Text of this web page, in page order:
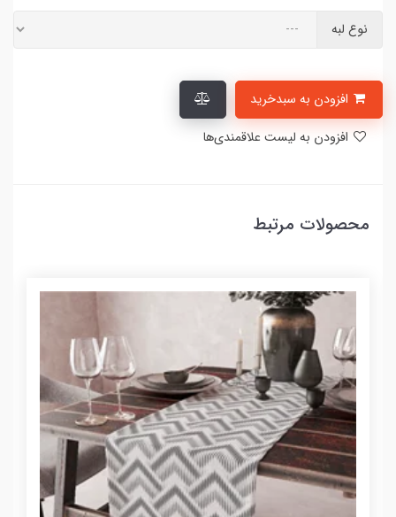
نوع لبه
محصولات مرتبط